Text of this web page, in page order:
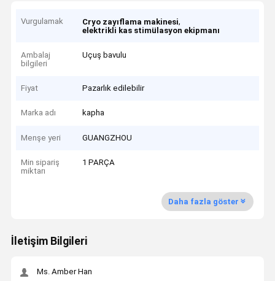
Vurgulamak Cryo zayıflama makinesi,
elektrikli kas stimülasyon ekipmanı
Ambalaj
bilgileri
Uçuş bavulu
Fiyat Pazarlık edilebilir
Marka adı kapha
Menşe yeri GUANGZHOU
Min sipariş
miktarı
1 PARÇA
Daha fazla göster
İletişim Bilgileri
Ms. Amber Han